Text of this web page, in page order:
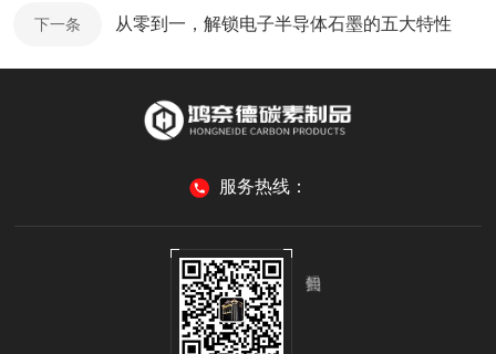
下一条 从零到一，解锁电子半导体石墨的五大特性
服务热线：